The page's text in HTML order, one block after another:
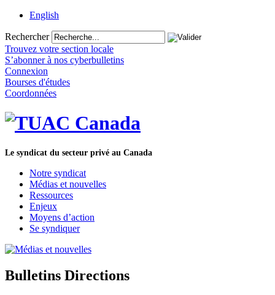
English
Rechercher
Trouvez votre section locale
S’abonner à nos cyberbulletins
Connexion
Bourses d'études
Coordonnées
Le syndicat du secteur privé au Canada
Notre syndicat
Médias et nouvelles
Ressources
Enjeux
Moyens d’action
Se syndiquer
Bulletins Directions